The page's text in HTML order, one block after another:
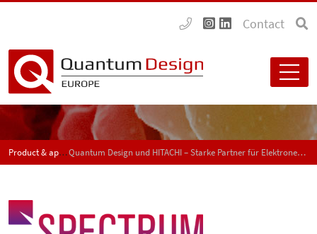
Contact
Product & application news - SPECTRUM Quantum Design und HITACHI – Starke Partner für Elektronenmikroskopie